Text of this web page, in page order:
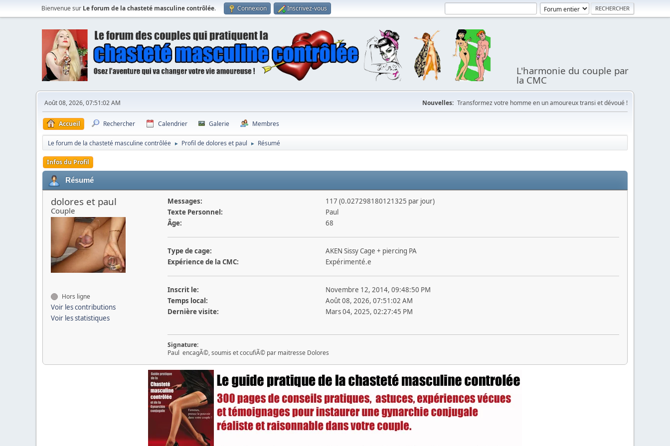
Bienvenue sur Le forum de la chasteté masculine contrôlée. Connexion Inscrivez-vous
L'harmonie du couple par
la CMC
Août 08, 2026, 07:51:02 AM Nouvelles: Transformez votre homme en un amoureux transi et dévoué !
Accueil Rechercher Calendrier Galerie Membres
Le forum de la chasteté masculine contrôlée ► Profil de dolores et paul ► Résumé
Infos du Profil
Résumé
dolores et paul
Couple
Hors ligne
Voir les contributions
Voir les statistiques
Messages:
117 (0.027298180121325 par jour)
Texte Personnel:
Paul
Âge:
68
Type de cage:
AKEN Sissy Cage + piercing PA
Expérience de la CMC:
Expérimenté.e
Inscrit le:
Novembre 12, 2014, 09:48:50 PM
Temps local:
Août 08, 2026, 07:51:02 AM
Dernière visite:
Mars 04, 2025, 02:27:45 PM
Signature:
Paul encagÃ©, soumis et cocufiÃ© par maitresse Dolores